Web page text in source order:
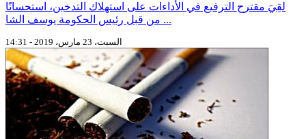
لقِيَ مقترح الترفيع في الأداءات على استهلاك التدخين، استحسانًا
من قبل رئيس الحكومة يوسف الشا ...
السبت، 23 مارس، 2019 - 14:31